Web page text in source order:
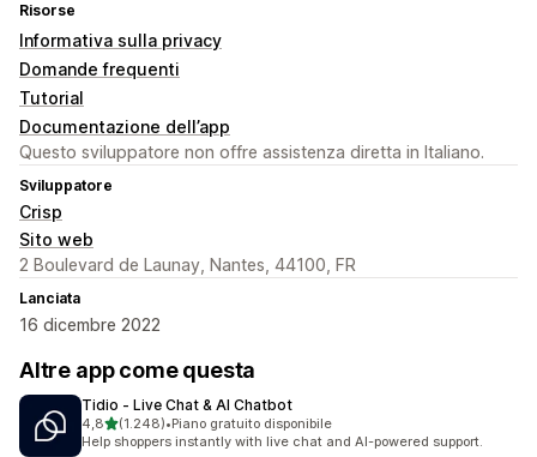
Risorse
Informativa sulla privacy
Domande frequenti
Tutorial
Documentazione dell’app
Questo sviluppatore non offre assistenza diretta in Italiano.
Sviluppatore
Crisp
Sito web
2 Boulevard de Launay, Nantes, 44100, FR
Lanciata
16 dicembre 2022
Altre app come questa
Tidio ‑ Live Chat & AI Chatbot
4,8stelle su 5
(1.248)
1248 recensioni totali
•Piano gratuito disponibile
Help shoppers instantly with live chat and AI-powered support.